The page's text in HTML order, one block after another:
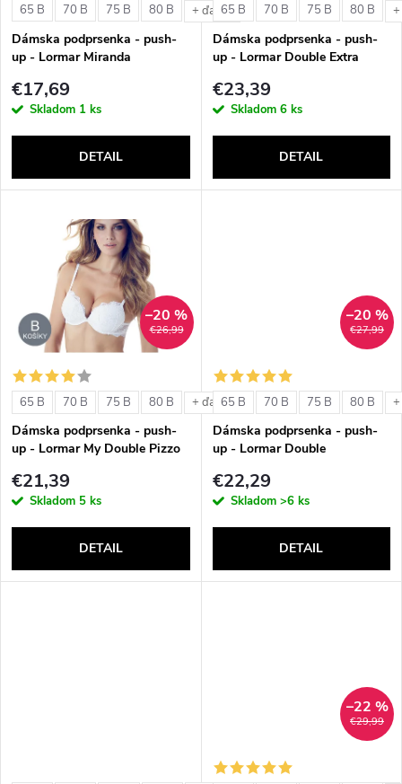
e
p
r
d
t
o
v
p
r
o
d
t
o
v
65 B 70 B 75 B 80 B + ďalšie
Dámska podprsenka - push-
up - Lormar Miranda
€17,69
Skladom 1 ks
DETAIL
65 B 70 B 75 B 80 B
Dámska podprsenka - push-
up - Lormar Double Extra
€23,39
Skladom 6 ks
DETAIL
€26,99
–20 %
65 B 70 B 75 B 80 B + ďalšie
Dámska podprsenka - push-
up - Lormar My Double Pizzo
€21,39
Skladom 5 ks
DETAIL
€27,99
–20 %
65 B 70 B 75 B 80 B
Dámska podprsenka - push-
up - Lormar Double
€22,29
Skladom >6 ks
DETAIL
€29,99
–22 %